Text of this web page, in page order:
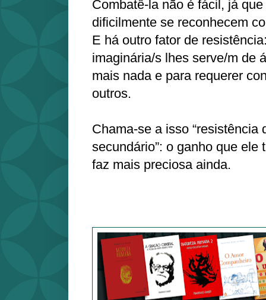
Combatê-la não é fácil, já
dificilmente se reconhecem
E há outro fator de
imaginária/s lhes serve/m de
mais nada e para requerer
outros.
Chama-se a isso “resistência
secundário”: o ganho que ele
faz mais preciosa ainda.